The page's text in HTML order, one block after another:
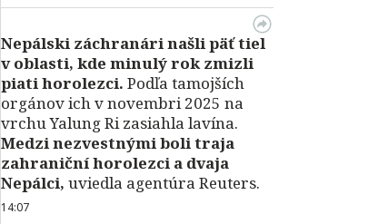
Nepálski záchranári našli päť tiel
v oblasti, kde minulý rok zmizli
piati horolezci. Podľa tamojších
orgánov ich v novembri 2025 na
vrchu Yalung Ri zasiahla lavína.
Medzi nezvestnými boli traja
zahraniční horolezci a dvaja
Nepálci, uviedla agentúra Reuters.
14:07